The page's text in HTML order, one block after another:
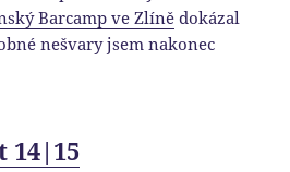
Barcamp ve Zlínědokázal
nešvary jsem nakonec
14|15